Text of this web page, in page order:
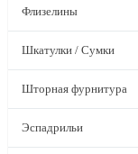
Флизелины
Шкатулки / Сумки
Шторная фурнитура
Эспадрильи